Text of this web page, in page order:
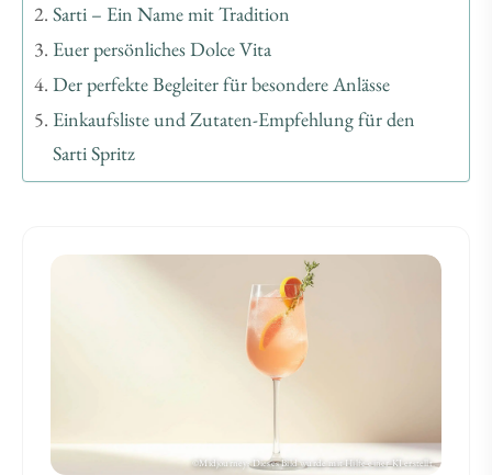
Sarti – Ein Name mit Tradition
Euer persönliches Dolce Vita
Der perfekte Begleiter für besondere Anlässe
Einkaufsliste und Zutaten-Empfehlung für den
Sarti Spritz